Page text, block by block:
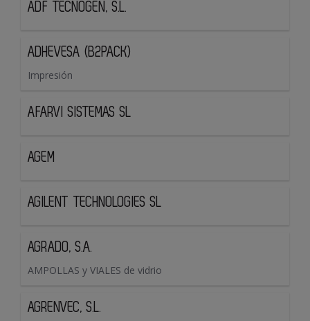
ADF TECNOGEN, S.L.
ADHEVESA (B2PACK)
Impresión
AFARVI SISTEMAS SL
AGEM
AGILENT TECHNOLOGIES SL
AGRADO, S.A.
AMPOLLAS y VIALES de vidrio
AGRENVEC, S.L.